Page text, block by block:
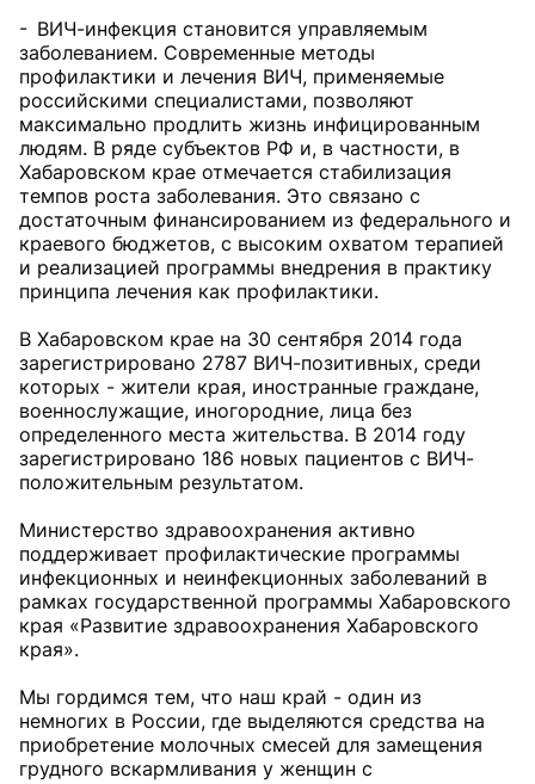
- ВИЧ-инфекция становится управляемым
заболеванием. Современные методы
профилактики и лечения ВИЧ, применяемые
российскими специалистами, позволяют
максимально продлить жизнь инфицированным
людям. В ряде субъектов РФ и, в частности, в
Хабаровском крае отмечается стабилизация
темпов роста заболевания. Это связано с
достаточным финансированием из федерального и
краевого бюджетов, с высоким охватом терапией
и реализацией программы внедрения в практику
принципа лечения как профилактики.
В Хабаровском крае на 30 сентября 2014 года
зарегистрировано 2787 ВИЧ-позитивных, среди
которых - жители края, иностранные граждане,
военнослужащие, иногородние, лица без
определенного места жительства. В 2014 году
зарегистрировано 186 новых пациентов с ВИЧ-
положительным результатом.
Министерство здравоохранения активно
поддерживает профилактические программы
инфекционных и неинфекционных заболеваний в
рамках государственной программы Хабаровского
края «Развитие здравоохранения Хабаровского
края».
Мы гордимся тем, что наш край - один из
немногих в России, где выделяются средства на
приобретение молочных смесей для замещения
грудного вскармливания у женщин с